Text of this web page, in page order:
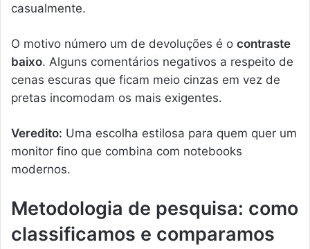
casualmente.
O motivo número um de devoluções é o contraste
baixo. Alguns comentários negativos a respeito de
cenas escuras que ficam meio cinzas em vez de
pretas incomodam os mais exigentes.
Veredito: Uma escolha estilosa para quem quer um
monitor fino que combina com notebooks
modernos.
Metodologia de pesquisa: como
classificamos e comparamos